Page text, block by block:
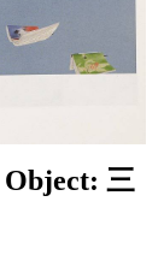
三